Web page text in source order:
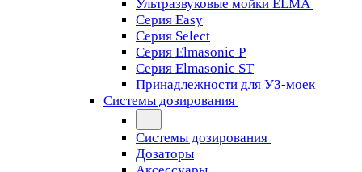
Ультразвуковые мойки ELMA
Серия Easy
Серия Select
Серия Elmasonic P
Серия Elmasonic ST
Принадлежности для УЗ-моек
Системы дозирования
Системы дозирования
Дозаторы